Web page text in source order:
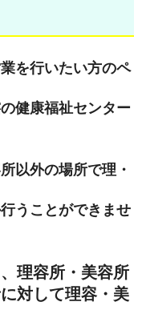
を行いたい方のペ
健康福祉センター
以外の場所で理・
うことができませ
理容所・美容所
対して理容・美